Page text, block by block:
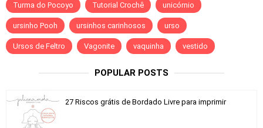
Turma do Pocoyo Tutorial Crochê unicórnio
ursinho Pooh ursinhos carinhosos urso
Ursos de Feltro Vagonite vaquinha vestido
POPULAR POSTS
27 Riscos grátis de Bordado Livre para imprimir